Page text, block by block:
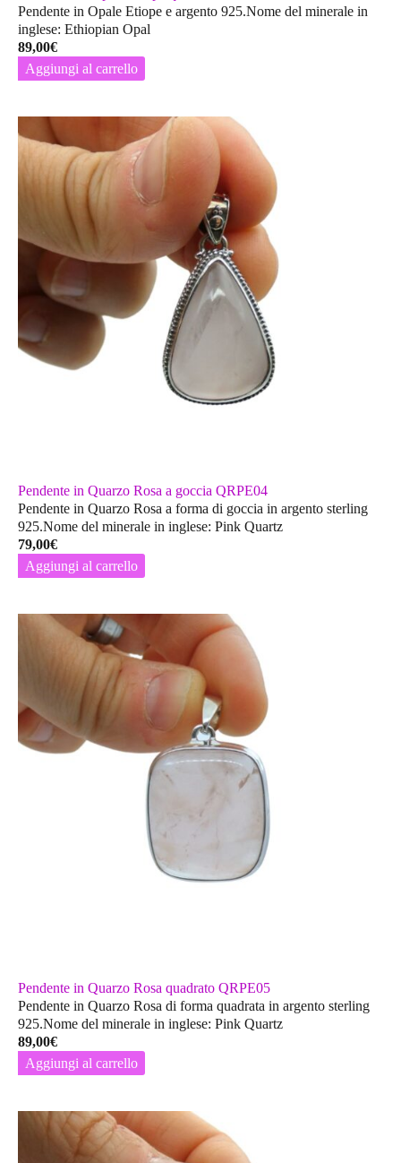
Pendente in Opale Etiope e argento 925.Nome del minerale in
inglese: Ethiopian Opal
89,00€
Aggiungi al carrello
Pendente in Quarzo Rosa a goccia QRPE04
Pendente in Quarzo Rosa a forma di goccia in argento sterling
925.Nome del minerale in inglese: Pink Quartz
79,00€
Aggiungi al carrello
Pendente in Quarzo Rosa quadrato QRPE05
Pendente in Quarzo Rosa di forma quadrata in argento sterling
925.Nome del minerale in inglese: Pink Quartz
89,00€
Aggiungi al carrello